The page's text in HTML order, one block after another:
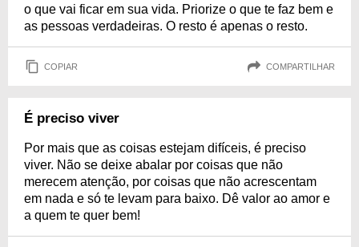
o que vai ficar em sua vida. Priorize o que te faz bem e
as pessoas verdadeiras. O resto é apenas o resto.
COPIAR COMPARTILHAR
É preciso viver
Por mais que as coisas estejam difíceis, é preciso
viver. Não se deixe abalar por coisas que não
merecem atenção, por coisas que não acrescentam
em nada e só te levam para baixo. Dê valor ao amor e
a quem te quer bem!